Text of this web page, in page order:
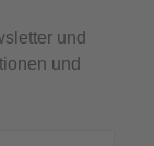
und
und